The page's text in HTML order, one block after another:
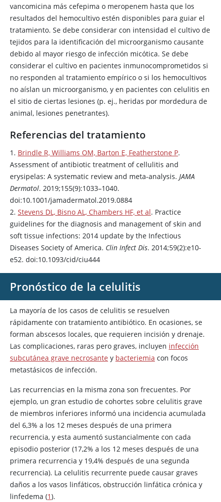
vancomicina más cefepima o meropenem hasta que los
resultados del hemocultivo estén disponibles para guiar el
tratamiento. Se debe considerar con intensidad el cultivo de
tejidos para la identificación del microorganismo causante
debido al mayor riesgo de infección micótica. Se debe
considerar el cultivo en pacientes inmunocomprometidos si
no responden al tratamiento empírico o si los hemocultivos
no aíslan un microorganismo, y en pacientes con celulitis en
el sitio de ciertas lesiones (p. ej., heridas por mordedura de
animal, lesiones penetrantes).
Referencias del tratamiento
1. Brindle R, Williams OM, Barton E, Featherstone P.
Assessment of antibiotic treatment of cellulitis and
erysipelas: A systematic review and meta-analysis. JAMA
Dermatol. 2019;155(9):1033–1040.
doi:10.1001/jamadermatol.2019.0884
2. Stevens DL, Bisno AL, Chambers HF, et al. Practice
guidelines for the diagnosis and management of skin and
soft tissue infections: 2014 update by the Infectious
Diseases Society of America. Clin Infect Dis. 2014;59(2):e10-
e52. doi:10.1093/cid/ciu444
Pronóstico de la celulitis
La mayoría de los casos de celulitis se resuelven
rápidamente con tratamiento antibiótico. En ocasiones, se
forman abscesos locales, que requieren incisión y drenaje.
Las complicaciones, raras pero graves, incluyen infección
subcutánea grave necrosante y bacteriemia con focos
metastásicos de infección.
Las recurrencias en la misma zona son frecuentes. Por
ejemplo, un gran estudio de cohortes sobre celulitis grave
de miembros inferiores informó una incidencia acumulada
del 6,3% a los 12 meses después de una primera
recurrencia, y esta aumentó sustancialmente con cada
episodio posterior (17,2% a los 12 meses después de una
primera recurrencia y 19,4% después de una segunda
recurrencia). La celulitis recurrente puede causar graves
daños a los vasos linfáticos, obstrucción linfática crónica y
linfedema (1).